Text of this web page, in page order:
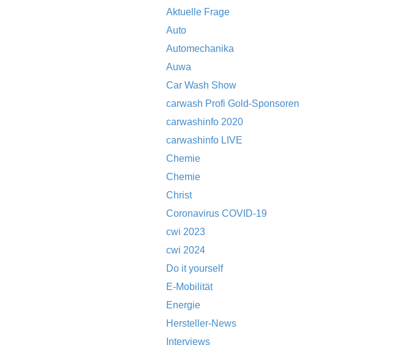
Aktuelle Frage
Auto
Automechanika
Auwa
Car Wash Show
carwash Profi Gold-Sponsoren
carwashinfo 2020
carwashinfo LIVE
Chemie
Chemie
Christ
Coronavirus COVID-19
cwi 2023
cwi 2024
Do it yourself
E-Mobilität
Energie
Hersteller-News
Interviews